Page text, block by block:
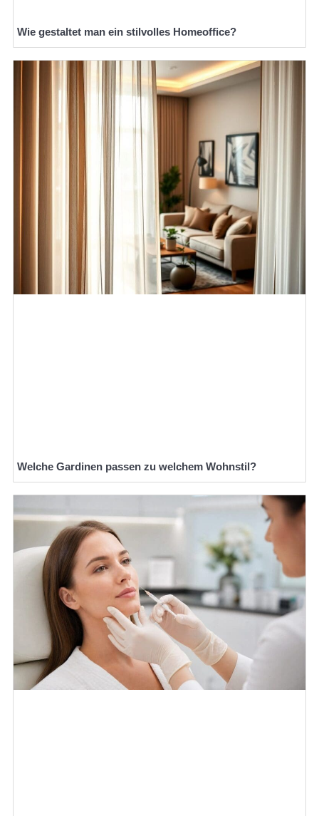
Wie gestaltet man ein stilvolles Homeoffice?
Welche Gardinen passen zu welchem Wohnstil?